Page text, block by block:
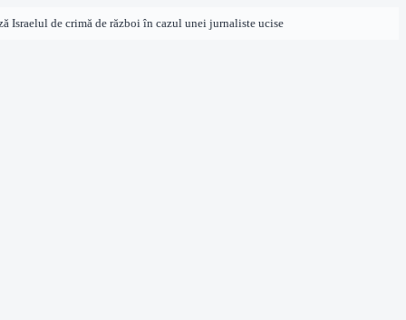
de crimă de război în cazul unei jurnaliste ucise